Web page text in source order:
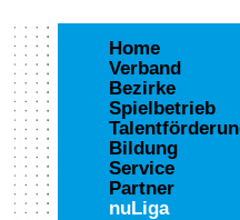
Home
Verband
Bezirke
Spielbetrieb
Bildung
Service
Partner
nuLiga